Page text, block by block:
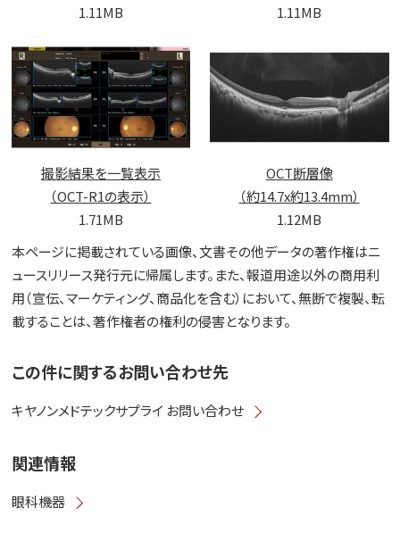
1.11MB
1.11MB
撮影結果を一覧表示
（OCT-R1の表示）
1.71MB
OCT断層像
（約14.7x約13.4mm）
1.12MB
本ページに掲載されている画像、文書その他データの著作権はニ
ュースリリース発行元に帰属します。また、報道用途以外の商用利
用（宣伝、マーケティング、商品化を含む）において、無断で複製、転
載することは、著作権者の権利の侵害となります。
この件に関するお問い合わせ先
キヤノンメドテックサプライ お問い合わせ
関連情報
眼科機器